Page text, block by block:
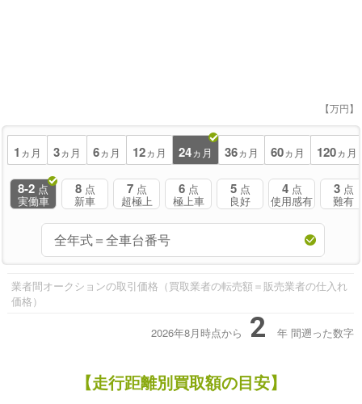
【万円】
1 ヵ月 3ヵ月 6ヵ月 12ヵ月 24ヵ月 36ヵ月 60ヵ月 120ヵ月
8-2 点
実働車
8 点
新車
7 点
超極上
6 点
極上車
5 点
良好
4 点
使用感有
3 点
難有
業者間オークションの取引価格（買取業者の転売額＝販売業者の仕入れ
価格）
2026年8月時点から 2 年 間遡った数字
【走行距離別買取額の目安】